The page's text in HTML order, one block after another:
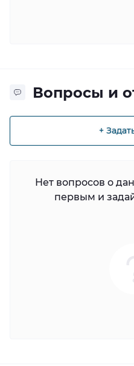
Вопросы и
+
Нет вопросов о
первым и